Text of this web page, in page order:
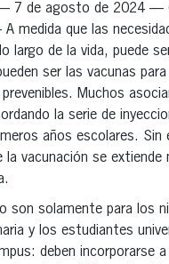
— 7 de agosto de 2024 —
medida que las
largo de la vida, puede
ser las vacunas
Muchos
la serie de
años escolares. Sin
la vacunación se extiende
son solamente para los
y los estudiantes
deben incorporarse